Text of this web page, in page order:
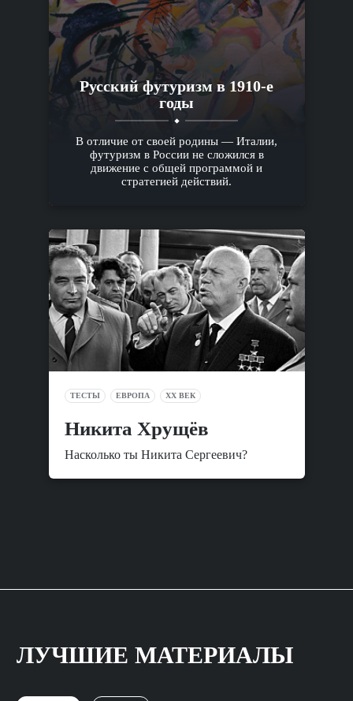
Русский футуризм в 1910-е
годы
В отличие от своей родины — Италии,
футуризм в России не сложился в
движение с общей программой и
стратегией действий.
ТЕСТЫ ЕВРОПА XX ВЕК
Никита Хрущёв
Насколько ты Никита Сергеевич?
ЛУЧШИЕ МАТЕРИАЛЫ